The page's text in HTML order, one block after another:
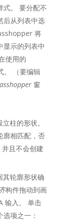
式。 要分配不
后从列表中选
将
显示的列表中
使用的
。 （要编辑
窗
柱的形状。
廓相匹配，否
且不会创建
其轮廓形状确
构件拖动到画
输入。 单击
项之一：